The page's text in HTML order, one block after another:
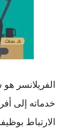
الفريلانسر
خدماته إلى
الارتباط